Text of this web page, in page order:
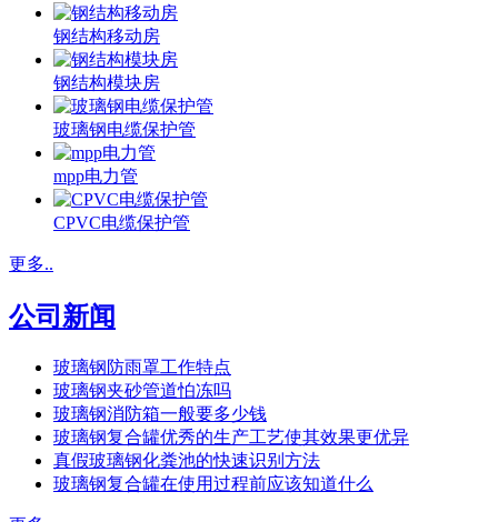
钢结构移动房
钢结构模块房
玻璃钢电缆保护管
mpp电力管
CPVC电缆保护管
更多..
公司新闻
玻璃钢防雨罩工作特点
玻璃钢夹砂管道怕冻吗
玻璃钢消防箱一般要多少钱
玻璃钢复合罐优秀的生产工艺使其效果更优异
真假玻璃钢化粪池的快速识别方法
玻璃钢复合罐在使用过程前应该知道什么